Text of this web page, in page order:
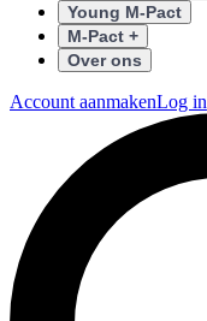
Young M-Pact
M-Pact +
Over ons
Account aanmakenLog in